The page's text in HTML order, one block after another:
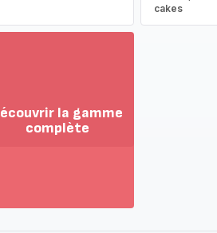
cakes
la gamme
complète